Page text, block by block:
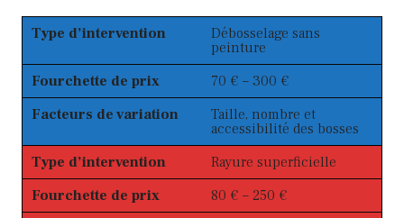
Type d’intervention
Débosselage sans
peinture
Fourchette de prix
70 € – 300 €
Facteurs de variation
Taille, nombre et
accessibilité des bosses
Type d’intervention
Rayure superficielle
Fourchette de prix
80 € – 250 €